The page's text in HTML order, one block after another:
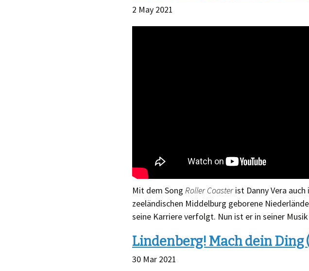
2 May 2021
Mit dem Song Roller Coasterist Danny Vera
zeeländischen Middelburg geborene
seine Karriere verfolgt. Nun ist er in seiner
Lindenberg! Mach dein Ding
30 Mar 2021